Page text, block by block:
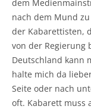
dem
nach dem Mund
der Kabarettisten,
von der Regierung
Deutschland kann
halte mich da
Seite oder nach
oft. Kabarett muss